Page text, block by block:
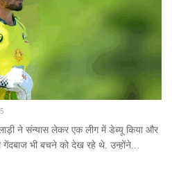
ने संन्यास लेकर एक लीग में डेब्यू किया और
भी बचने को देख रहे थे. उन्होंने...